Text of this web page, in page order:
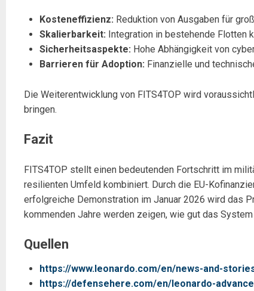
Kosteneffizienz: Reduktion von Ausgaben für
Skalierbarkeit: Integration in bestehende Flotten
Sicherheitsaspekte: Hohe Abhängigkeit von
Barrieren für Adoption: Finanzielle und
Die Weiterentwicklung von FITS4TOP wird
bringen.
Fazit
FITS4TOP stellt einen bedeutenden Fortschritt im
resilienten Umfeld kombiniert. Durch die EU-
erfolgreiche Demonstration im Januar 2026 wird das
kommenden Jahre werden zeigen, wie gut das
Quellen
https://www.leonardo.com/en/news-and-
https://defensehere.com/en/leonardo-